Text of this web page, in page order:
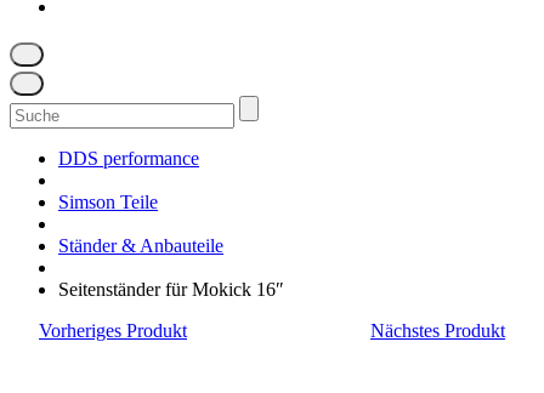
Suchen
nach:
DDS performance
Simson Teile
Ständer & Anbauteile
Seitenständer für Mokick 16″
Vorheriges Produkt
Nächstes Produkt